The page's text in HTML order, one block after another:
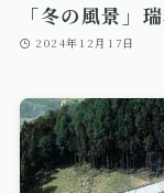
「冬の風景」
2024年12月17日